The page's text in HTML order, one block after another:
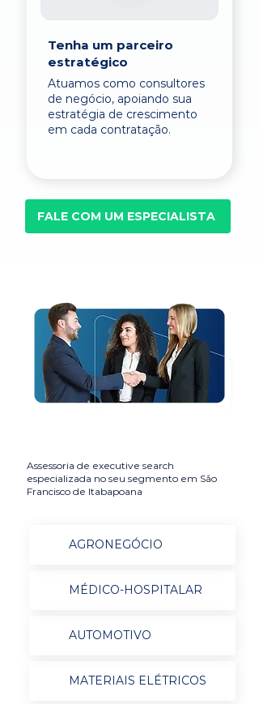
Tenha um parceiro
estratégico
Atuamos como consultores
de negócio, apoiando sua
estratégia de crescimento
em cada contratação.
FALE COM UM ESPECIALISTA
Assessoria de executive search
especializada no seu segmento em São
Francisco de Itabapoana
AGRONEGÓCIO
MÉDICO-HOSPITALAR
AUTOMOTIVO
MATERIAIS ELÉTRICOS